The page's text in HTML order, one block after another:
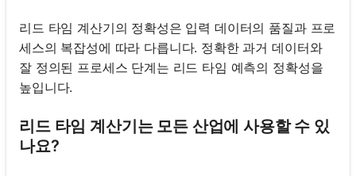
리드 타임 계산기의 정확성은 입력 데이터의 품질과 프로
세스의 복잡성에 따라 다릅니다. 정확한 과거 데이터와
잘 정의된 프로세스 단계는 리드 타임 예측의 정확성을
높입니다.
리드 타임 계산기는 모든 산업에 사용할 수 있
나요?